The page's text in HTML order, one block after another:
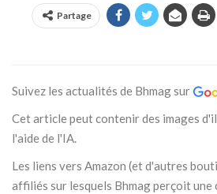
Partage
Suivez les actualités de Bhmag sur
Cet article peut contenir des images
l'aide de l'IA.
Les liens vers Amazon (et d'autres
affiliés sur lesquels Bhmag perçoit une